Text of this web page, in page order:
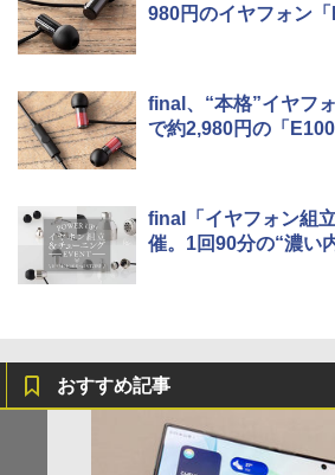
980円のイヤフォン「
final、“本格”イヤフ
で約2,980円の「
final「イヤフォン組
催。1回90分の“濃い
おすすめ記事